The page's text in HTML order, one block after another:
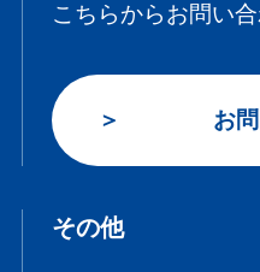
こちらからお問い合
お
その他